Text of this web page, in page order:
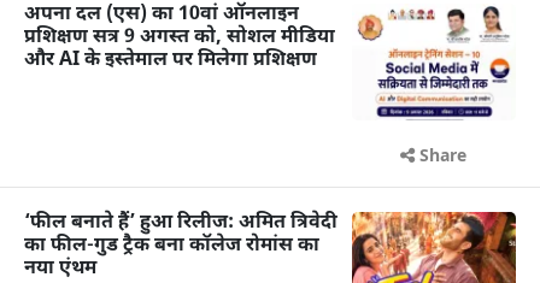
अपना दल (एस) का 10वां ऑनलाइन
प्रशिक्षण सत्र 9 अगस्त को, सोशल मीडिया
और AI के इस्तेमाल पर मिलेगा प्रशिक्षण
Share
‘फील बनाते हैं’ हुआ रिलीज: अमित त्रिवेदी
का फील-गुड ट्रैक बना कॉलेज रोमांस का
नया एंथम